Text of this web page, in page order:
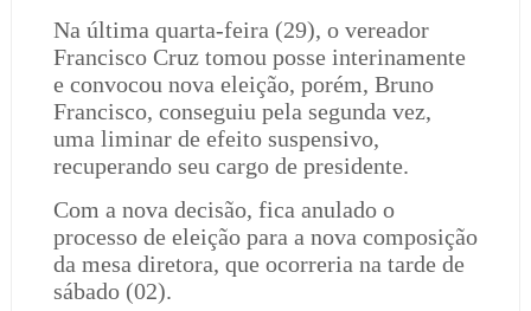
Na última quarta-feira (29), o vereador
Francisco Cruz tomou posse interinamente
e convocou nova eleição, porém, Bruno
Francisco, conseguiu pela segunda vez,
uma liminar de efeito suspensivo,
recuperando seu cargo de presidente.
Com a nova decisão, fica anulado o
processo de eleição para a nova composição
da mesa diretora, que ocorreria na tarde de
sábado (02).